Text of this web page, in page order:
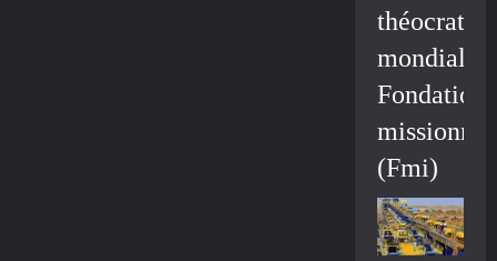
mondiale/
Fondation
(Fmi)